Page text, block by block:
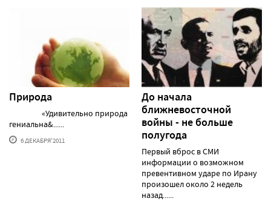
Природа
«Удивительно природа
гениальна&......
6 ДЕКАБРЯ'2011
До начала
ближневосточной
войны - не больше
полугода
Первый вброс в СМИ
информации о возможном
превентивном ударе по Ирану
произошел около 2 недель
назад......